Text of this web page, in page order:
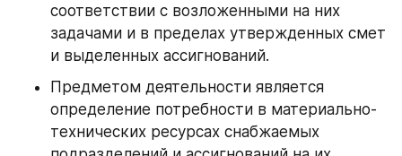
соответствии с возложенными на них
задачами и в пределах утвержденных смет
и выделенных ассигнований.
Предметом деятельности является
определение потребности в материально-
технических ресурсах снабжаемых